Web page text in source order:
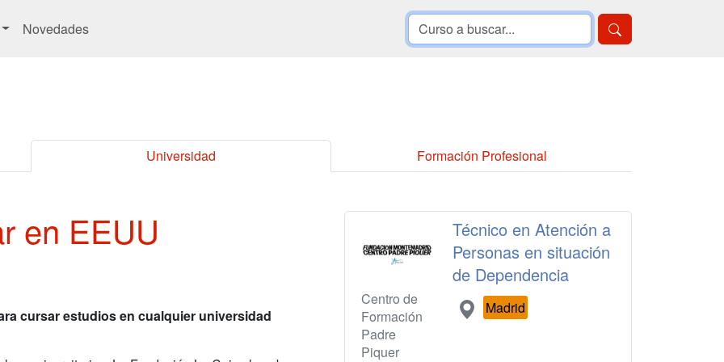
Novedades
Universidad Formación Profesional
en EEUU
cursar estudios en cualquier universidad
Centro de
Formación
Padre
Piquer
Técnico en Atención a
Personas en situación
de Dependencia
Madrid